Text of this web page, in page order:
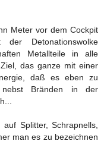
Meter vor dem Cockpit
Detonationswolke
Metallteile in alle
das ganze mit einer
daß es eben zu
nebst Bränden in der
Splitter, Schrapnells,
man es zu bezeichnen